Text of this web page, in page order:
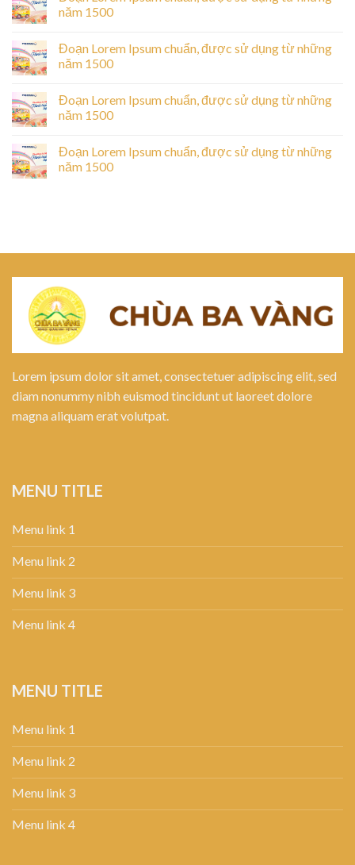
năm 1500
Đoạn Lorem Ipsum chuẩn, được sử dụng từ những
năm 1500
Đoạn Lorem Ipsum chuẩn, được sử dụng từ những
năm 1500
Đoạn Lorem Ipsum chuẩn, được sử dụng từ những
năm 1500
Lorem ipsum dolor sit amet, consectetuer adipiscing elit, sed
diam nonummy nibh euismod tincidunt ut laoreet dolore
magna aliquam erat volutpat.
MENU TITLE
Menu link 1
Menu link 2
Menu link 3
Menu link 4
MENU TITLE
Menu link 1
Menu link 2
Menu link 3
Menu link 4